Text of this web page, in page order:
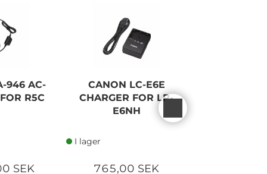
946 AC-
R5C
SEK
CANON LC-E6E
CHARGER FOR LP-
E6NH
I lager
765,00 SEK